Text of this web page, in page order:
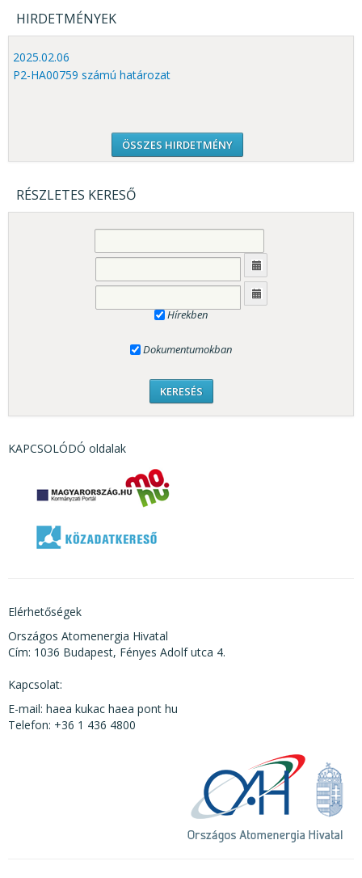
HIRDETMÉNYEK
2025.02.06
P2-HA00759 számú határozat
ÖSSZES HIRDETMÉNY
RÉSZLETES KERESŐ
Hírekben
Dokumentumokban
KAPCSOLÓDÓ oldalak
Elérhetőségek
Országos Atomenergia Hivatal
Cím: 1036 Budapest, Fényes Adolf utca 4.
Kapcsolat:
E-mail: haea kukac haea pont hu
Telefon: +36 1 436 4800